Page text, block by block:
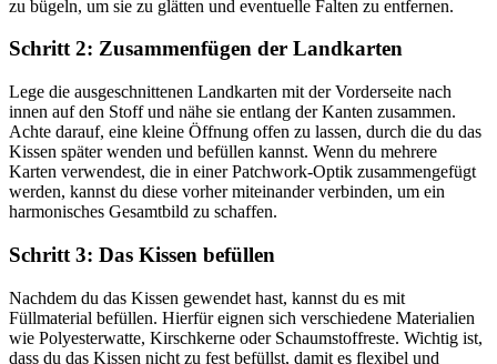
zu bügeln, um sie zu glätten und eventuelle Falten zu entfernen.
Schritt 2: Zusammenfügen der Landkarten
Lege die ausgeschnittenen Landkarten mit der Vorderseite nach
innen auf den Stoff und nähe sie entlang der Kanten zusammen.
Achte darauf, eine kleine Öffnung offen zu lassen, durch die du das
Kissen später wenden und befüllen kannst. Wenn du mehrere
Karten verwendest, die in einer Patchwork-Optik zusammengefügt
werden, kannst du diese vorher miteinander verbinden, um ein
harmonisches Gesamtbild zu schaffen.
Schritt 3: Das Kissen befüllen
Nachdem du das Kissen gewendet hast, kannst du es mit
Füllmaterial befüllen. Hierfür eignen sich verschiedene Materialien
wie Polyesterwatte, Kirschkerne oder Schaumstoffreste. Wichtig ist,
dass du das Kissen nicht zu fest befüllst, damit es flexibel und